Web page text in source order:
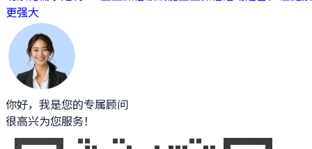
更强大
你好，我是您的专属顾问
很高兴为您服务！